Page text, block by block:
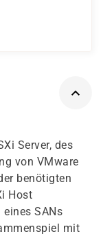
Server, des
von VMware
benötigten
Host
SANs
mit